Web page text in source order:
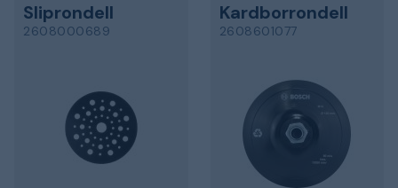
Sliprondell
2608000689
Kardborrondell
2608601077